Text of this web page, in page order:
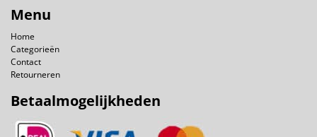
Menu
Home
Categorieën
Contact
Retourneren
Betaalmogelijkheden